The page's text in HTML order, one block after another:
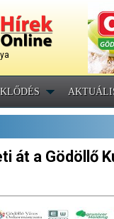
át a Gödöllő